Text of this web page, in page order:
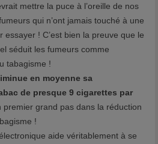
mettre la puce à l’oreille de nos
qui n’ont jamais touché à une
essayer ! C’est bien la preuve que le
séduit les fumeurs comme
tabagisme !
en moyenne sa
de presque 9 cigarettes par
premier grand pas dans la réduction
!
aide véritablement à se